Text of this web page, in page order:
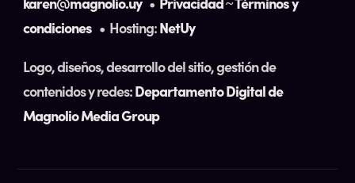
condiciones • Hosting:NetUy
Logo, diseños, desarrollo del sitio, gestión de
contenidos y redes:Departamento Digital de
Magnolio Media Group